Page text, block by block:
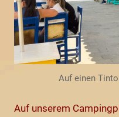
Auf einen
Auf unserem